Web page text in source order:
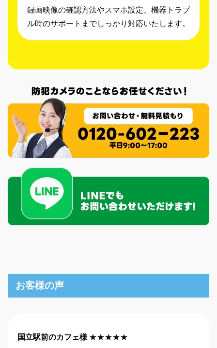
録画映像の確認方法やスマホ設定、機器トラブ
ル時のサポートまでしっかり対応いたします。
お客様の声
国立駅前のカフェ様 ★★★★★